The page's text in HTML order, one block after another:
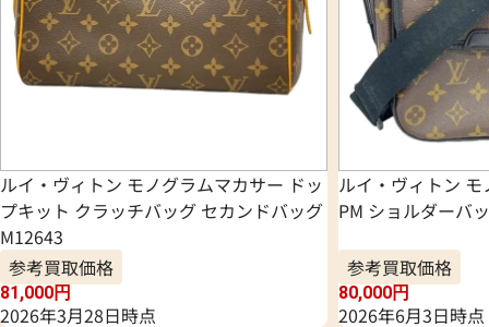
ルイ・ヴィトン モノグラムマカサー ドッ
プキット クラッチバッグ セカンドバッグ
M12643
参考買取価格
81,000円
2026年3月28日時点
ルイ・ヴィトン
PM ショルダーバ
参考買取価格
80,000円
2026年6月3日時点